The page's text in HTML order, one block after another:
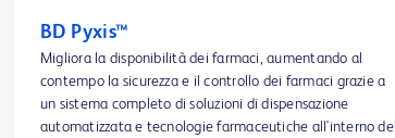
BD Pyxis™
Migliora la disponibilità dei farmaci, aumentando al
contempo la sicurezza e il controllo dei farmaci grazie a
un sistema completo di soluzioni di dispensazione
automatizzata e tecnologie farmaceutiche all'interno del